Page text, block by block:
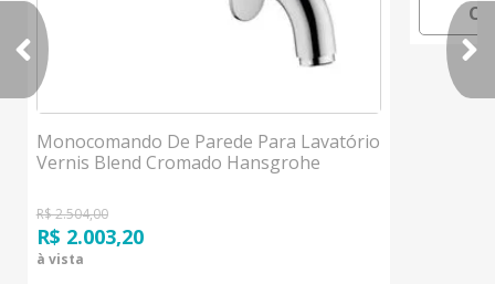
Monocomando De Parede Para Lavatório
Vernis Blend Cromado Hansgrohe
R$ 2.504,00
R$ 2.003,20
à vista